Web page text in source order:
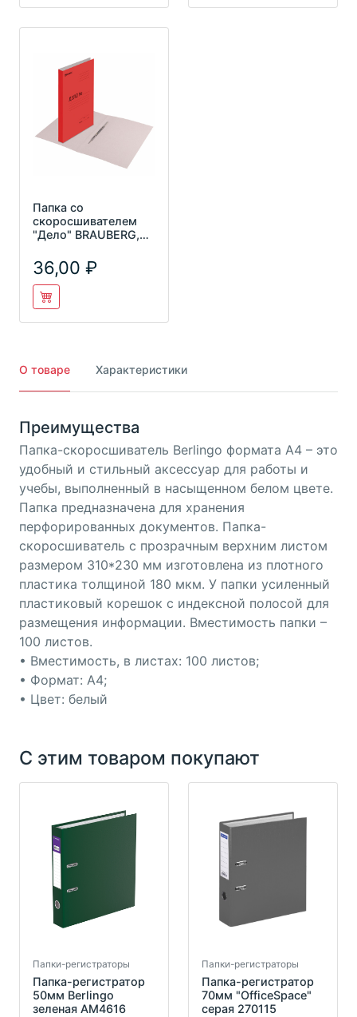
Папка со
скоросшивателем
"Дело" BRAUBERG,
КРАСНЫЙ, до 2
36,00
О товаре Характеристики
Преимущества
Папка-скоросшиватель Berlingo формата А4 – это
удобный и стильный аксессуар для работы и
учебы, выполненный в насыщенном белом цвете.
Папка предназначена для хранения
перфорированных документов. Папка-
скоросшиватель с прозрачным верхним листом
размером 310*230 мм изготовлена из плотного
пластика толщиной 180 мкм. У папки усиленный
пластиковый корешок с индексной полосой для
размещения информации. Вместимость папки –
100 листов.
• Вместимость, в листах: 100 листов;
• Формат: А4;
• Цвет: белый
С этим товаром покупают
Папки-регистраторы
Папка-регистратор
50мм Berlingo
зеленая AМ4616
Папки-регистраторы
Папка-регистратор
70мм "OfficeSpace"
серая 270115